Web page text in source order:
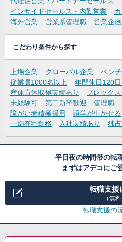
インサイドセールス・内勤営業
海外営業
営業系管理職 営業企画
こだわり条件から探す
上場企業 グローバル企業 ベン
従業員1000名以上
年間休日120
産休育休取得実績あり
フレック
未経験可
第二新卒歓迎 管理職
障がい者積極採用
語学が生かせる
一部在宅勤務
入社実績あり 独
平日夜の時間帯の転
まずはアデコにご
転職支援
（無料
転職支援の